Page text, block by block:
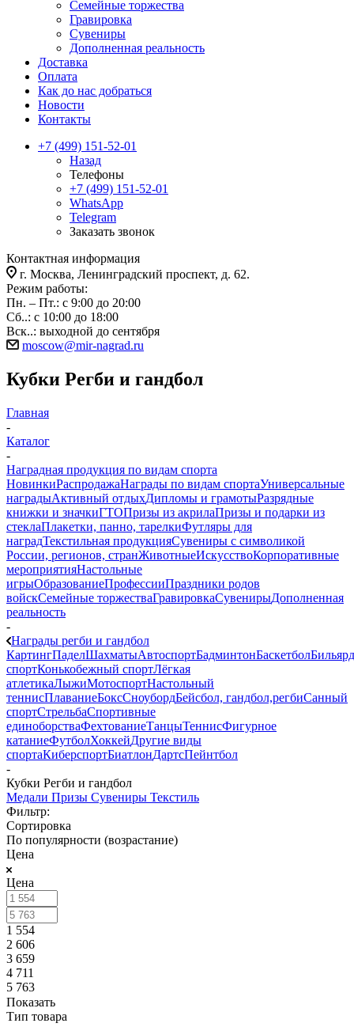
Семейные торжества
Гравировка
Сувениры
Дополненная реальность
Доставка
Оплата
Как до нас добраться
Новости
Контакты
+7 (499) 151-52-01
Назад
Телефоны
+7 (499) 151-52-01
WhatsApp
Telegram
Заказать звонок
Контактная информация
г. Москва, Ленинградский проспект, д. 62.
Режим работы:
Пн. – Пт.: с 9:00 до 20:00
Сб..: с 10:00 до 18:00
Вск..: выходной до сентября
moscow@mir-nagrad.ru
Кубки Регби и гандбол
Главная
-
Каталог
-
Наградная продукция по видам спорта
НовинкиРаспродажаНаграды по видам спортаУниверсальные
наградыАктивный отдыхДипломы и грамотыРазрядные
книжки и значкиГТОПризы из акрилаПризы и подарки из
стеклаПлакетки, панно, тарелкиФутляры для
наградТекстильная продукцияСувениры с символикой
России, регионов, странЖивотныеИскусствоКорпоративные
мероприятияНастольные
игрыОбразованиеПрофессииПраздники родов
войскСемейные торжестваГравировкаСувенирыДополненная
реальность
-
Награды регби и гандбол
КартингПаделШахматыАвтоспортБадминтонБаскетболБильярд
спортКонькобежный спортЛёгкая
атлетикаЛыжиМотоспортНастольный
теннисПлаваниеБоксСноубордБейсбол, гандбол,регбиСанный
спортСтрельбаСпортивные
единоборстваФехтованиеТанцыТеннисФигурное
катаниеФутболХоккейДругие виды
спортаКиберспортБиатлонДартсПейнтбол
-
Кубки Регби и гандбол
Медали Призы Сувениры Текстиль
Фильтр:
Сортировка
По популярности (возрастание)
Цена
Цена
1 554
2 606
3 659
4 711
5 763
Показать
Тип товара